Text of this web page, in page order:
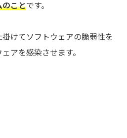
のことです。
けてソフトウェアの脆弱性を
アを感染させます。